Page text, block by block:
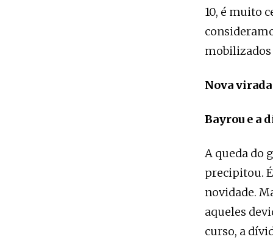
10, é muito
mobilizados
Nova
Bayrou e a
A queda do
precipitou.
novidade.
aqueles
curso, a